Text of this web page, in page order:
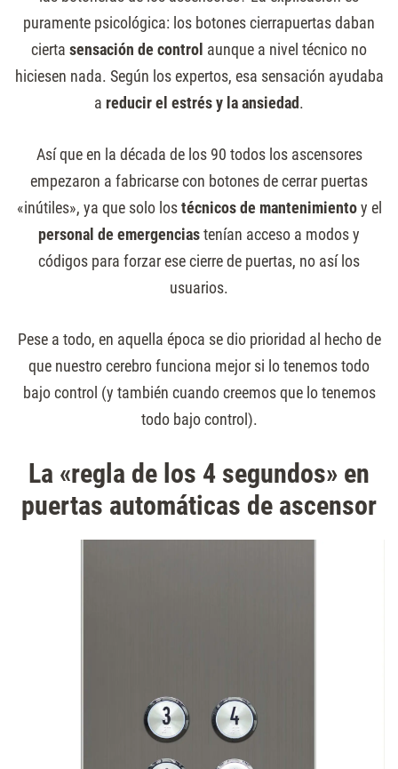
puramente psicológica: los botones cierrapuertas daban
cierta sensación de control aunque a nivel técnico no
hiciesen nada. Según los expertos, esa sensación ayudaba
a reducir el estrés y la ansiedad.
Así que en la década de los 90 todos los ascensores
empezaron a fabricarse con botones de cerrar puertas
«inútiles», ya que solo lostécnicos de mantenimientoy el
personal de emergenciastenían acceso a modos y
códigos para forzar ese cierre de puertas, no así los
usuarios.
Pese a todo, en aquella época se dio prioridad al hecho de
que nuestro cerebro funciona mejor si lo tenemos todo
bajo control (y también cuando creemos que lo tenemos
todo bajo control).
La «regla de los 4 segundos» en
puertas automáticas de ascensor